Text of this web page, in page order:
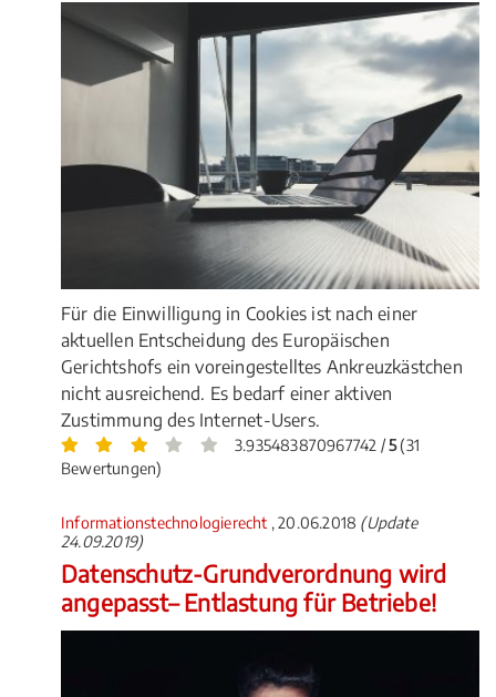
Für die Einwilligung in Cookies ist nach einer
aktuellen Entscheidung des Europäischen
Gerichtshofs ein voreingestelltes Ankreuzkästchen
nicht ausreichend. Es bedarf einer aktiven
Zustimmung des Internet-Users.
3.935483870967742 /5(31
Bewertungen)
Informationstechnologierecht , 20.06.2018 (Update
24.09.2019)
Datenschutz-Grundverordnung wird
angepasst– Entlastung für Betriebe!